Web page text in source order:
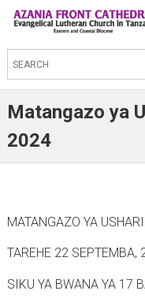
S
e
a
c
h
s
s
Matangazo ya
2024
MATANGAZO YA
TAREHE 22 SEPTEMBA,
SIKU YA BWANA YA 17